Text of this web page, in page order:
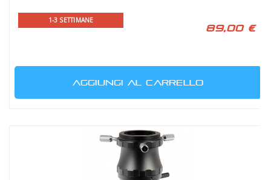
1-3 SETTIMANE
89,00 €
AGGIUNGI AL CARRELLO